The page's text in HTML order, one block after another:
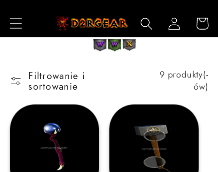
treści
Zaloguj
się
Koszyk
Filtrowanie i
sortowanie
9 produkty(-
ów)